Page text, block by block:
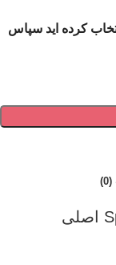
کرده اید سپاس